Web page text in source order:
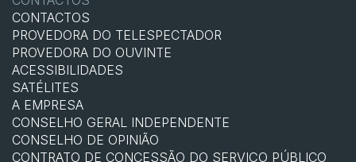
CONTACTOS
PROVEDORA DO TELESPECTADOR
PROVEDORA DO OUVINTE
ACESSIBILIDADES
SATÉLITES
A EMPRESA
CONSELHO GERAL INDEPENDENTE
CONSELHO DE OPINIÃO
CONTRATO DE CONCESSÃO DO SERVIÇO PÚBLICO